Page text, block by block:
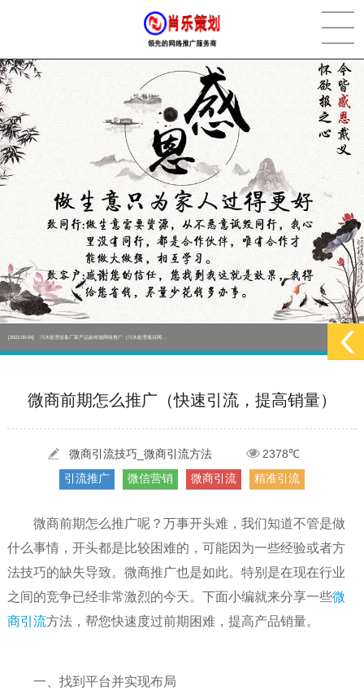
[2022-05-29] 实体门店如何做网络推广吸引客户，实体店网络营销技巧... 更多 >
[2022-05-04] 污水处理设备厂家产品如何做网络推广（污水处理项目网... 更多 >
污水处理设备厂家产品如何做网络推广（污水处理项目网...
疫情当下公司企业品牌网络营销策划推广怎么做，国内知...
微商前期怎么推广（快速引流，提高销量）
微商引流技巧_微商引流方法
2378℃
引流推广
微信营销 微商引流 精准引流
微商前期怎么推广呢？万事开头难，我们知道不管是做
什么事情，开头都是比较困难的，可能因为一些经验或者方
法技巧的缺失导致。微商推广也是如此。特别是在现在行业
之间的竞争已经非常激烈的今天。下面小编就来分享一些微
商引流方法，帮您快速度过前期困难，提高产品销量。
一、找到平台并实现布局